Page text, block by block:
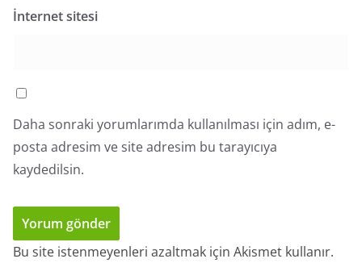
İnternet sitesi
Daha sonraki yorumlarımda kullanılması için adım, e-
posta adresim ve site adresim bu tarayıcıya
kaydedilsin.
Bu site istenmeyenleri azaltmak için Akismet kullanır.